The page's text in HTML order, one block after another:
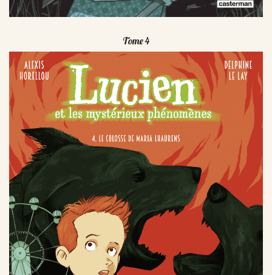
Tome 4